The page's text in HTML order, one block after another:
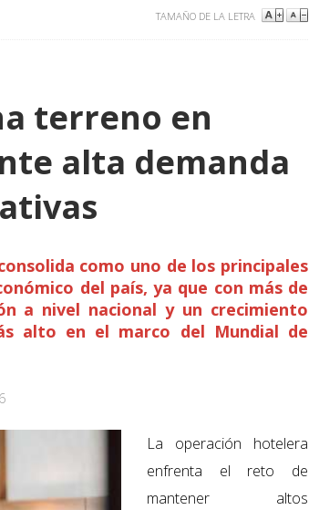
TAMAÑO DE LA LETRA
terreno en
alta demanda
como uno de los principales
del país, ya que con más de
a nivel nacional y un crecimiento
alto en el marco del Mundial de
La operación hotelera
enfrenta el reto de
mantener altos